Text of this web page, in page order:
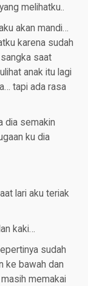
melihatku..
akan mandi…
karena sudah
saat
anak itu lagi
tapi ada rasa
dia semakin
ku dia
lari aku teriak
kaki…
sudah
ke bawah dan
memakai